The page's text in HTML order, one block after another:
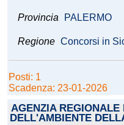
Provincia PALERMO
Regione Concorsi in
Posti: 1
Scadenza: 23-01-2026
AGENZIA REGIONALE
DELL'AMBIENTE